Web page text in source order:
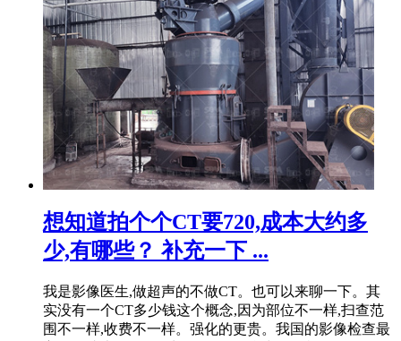
想知道拍个个CT要720,成本大约多
少,有哪些？ 补充一下 ...
我是影像医生,做超声的不做CT。也可以来聊一下。其
实没有一个CT多少钱这个概念,因为部位不一样,扫查范
围不一样,收费不一样。强化的更贵。我国的影像检查最